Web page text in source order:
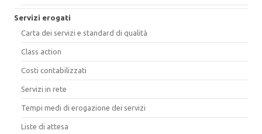
Servizi erogati
Carta dei servizi e standard di qualità
Class action
Costi contabilizzati
Servizi in rete
Tempi medi di erogazione dei servizi
Liste di attesa